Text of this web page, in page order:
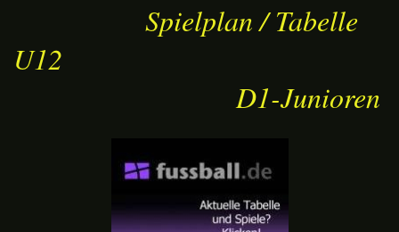
Spielplan / Tabelle
U12
D1-Junioren